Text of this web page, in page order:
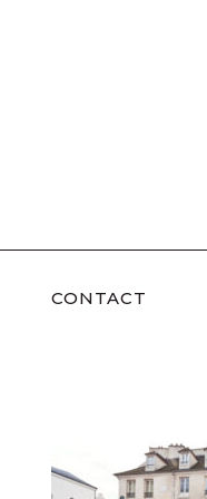
CONTACT